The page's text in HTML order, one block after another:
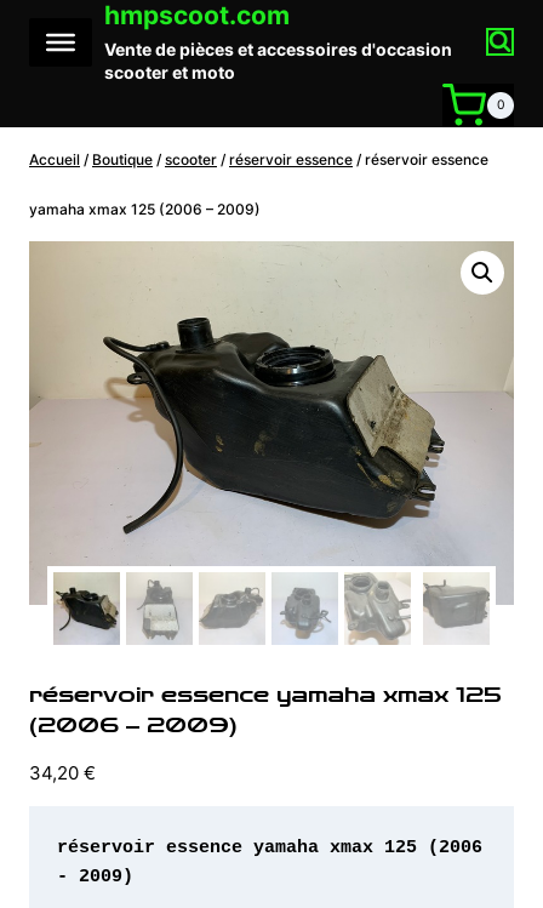
contenu
hmpscoot.com
Vente de pièces et accessoires d'occasion
scooter et moto
0
Accueil / Boutique / scooter / réservoir essence / réservoir essence
yamaha xmax 125 (2006 – 2009)
réservoir essence yamaha xmax 125
(2006 – 2009)
34,20 €
réservoir essence yamaha xmax 125 (2006
- 2009)